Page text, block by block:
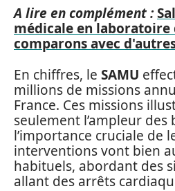
A lire en complément :
médicale en laboratoire
comparons avec
En chiffres, le SAMU
millions de missions
France. Ces missions
seulement l’ampleur des
l’importance cruciale de
interventions vont bien
habituels, abordant des
allant des arrêts